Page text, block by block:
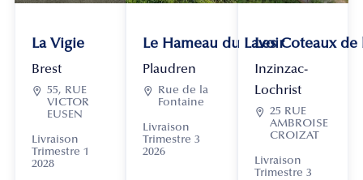
La Vigie
Brest
 55, RUE
VICTOR
EUSEN
Livraison
Trimestre 1
2028
Le Hameau du Lavoir
Plaudren

Rue de la
Fontaine
Livraison
Trimestre 3
2026
Les Coteaux
Inzinzac-
Lochrist
 25 RUE
AMBROISE
CROIZAT
Livraison
Trimestre 3